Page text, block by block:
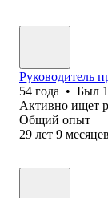
Руководитель
54 года • Был
Активно ищет
Общий опыт
29 лет 9 месяцев